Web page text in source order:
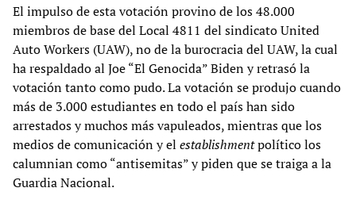
El impulso de esta votación provino de los 48.000
miembros de base del Local 4811 del sindicato United
Auto Workers (UAW), no de la burocracia del UAW, la cual
ha respaldado al Joe “El Genocida” Biden y retrasó la
votación tanto como pudo. La votación se produjo cuando
más de 3.000 estudiantes en todo el país han sido
arrestados y muchos más vapuleados, mientras que los
medios de comunicación y el establishmentpolítico los
calumnian como “antisemitas” y piden que se traiga a la
Guardia Nacional.